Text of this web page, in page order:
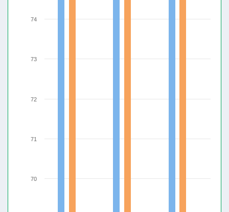
70
71
72
73
74